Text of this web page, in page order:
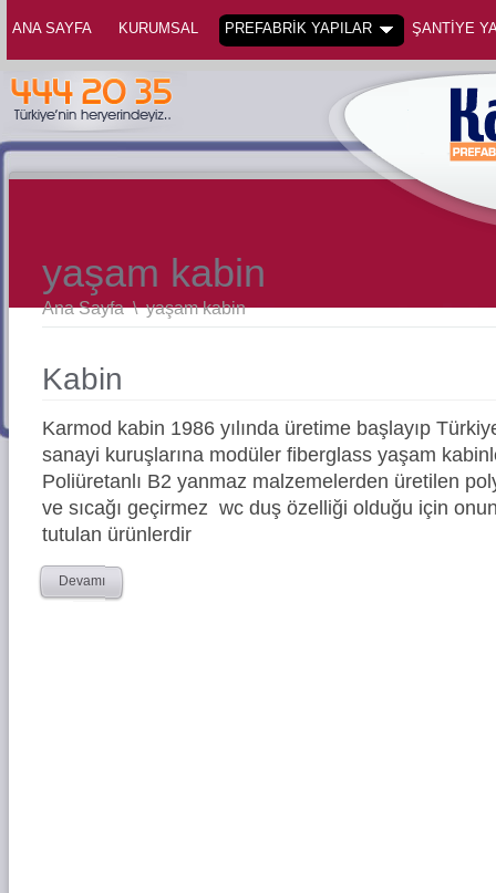
ANA SAYFA KURUMSAL PREFABRİK YAPILAR ŞANTİYE
yaşam kabin
Ana Sayfa \yaşam kabin
Kabin
Karmod kabin 1986 yılında üretime başlayıp
sanayi kuruşlarına modüler fiberglass yaşam
Poliüretanlı B2 yanmaz malzemelerden üretilen
ve sıcağı geçirmez wc duş özelliği olduğu için
tutulan ürünlerdir
Devamı